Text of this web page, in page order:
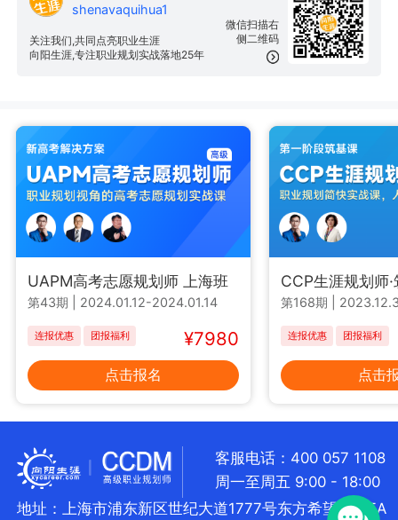
微信扫描右
侧二维码
shenavaquihua1
关注我们,共同点亮职业生涯
向阳生涯,专注职业规划实战落地25年
UAPM高考志愿规划师 上海班
第43期 2024.01.12-2024.01.14
连报优惠 团报福利 ¥7980
点击报名
CCP生涯规划师
第168期
连报优惠 团报福利
点击
客服电话：400 057 1108
周一至周五 9:00 - 18:00
地址：上海市浦东新区世纪大道1777号东方希望大厦5A